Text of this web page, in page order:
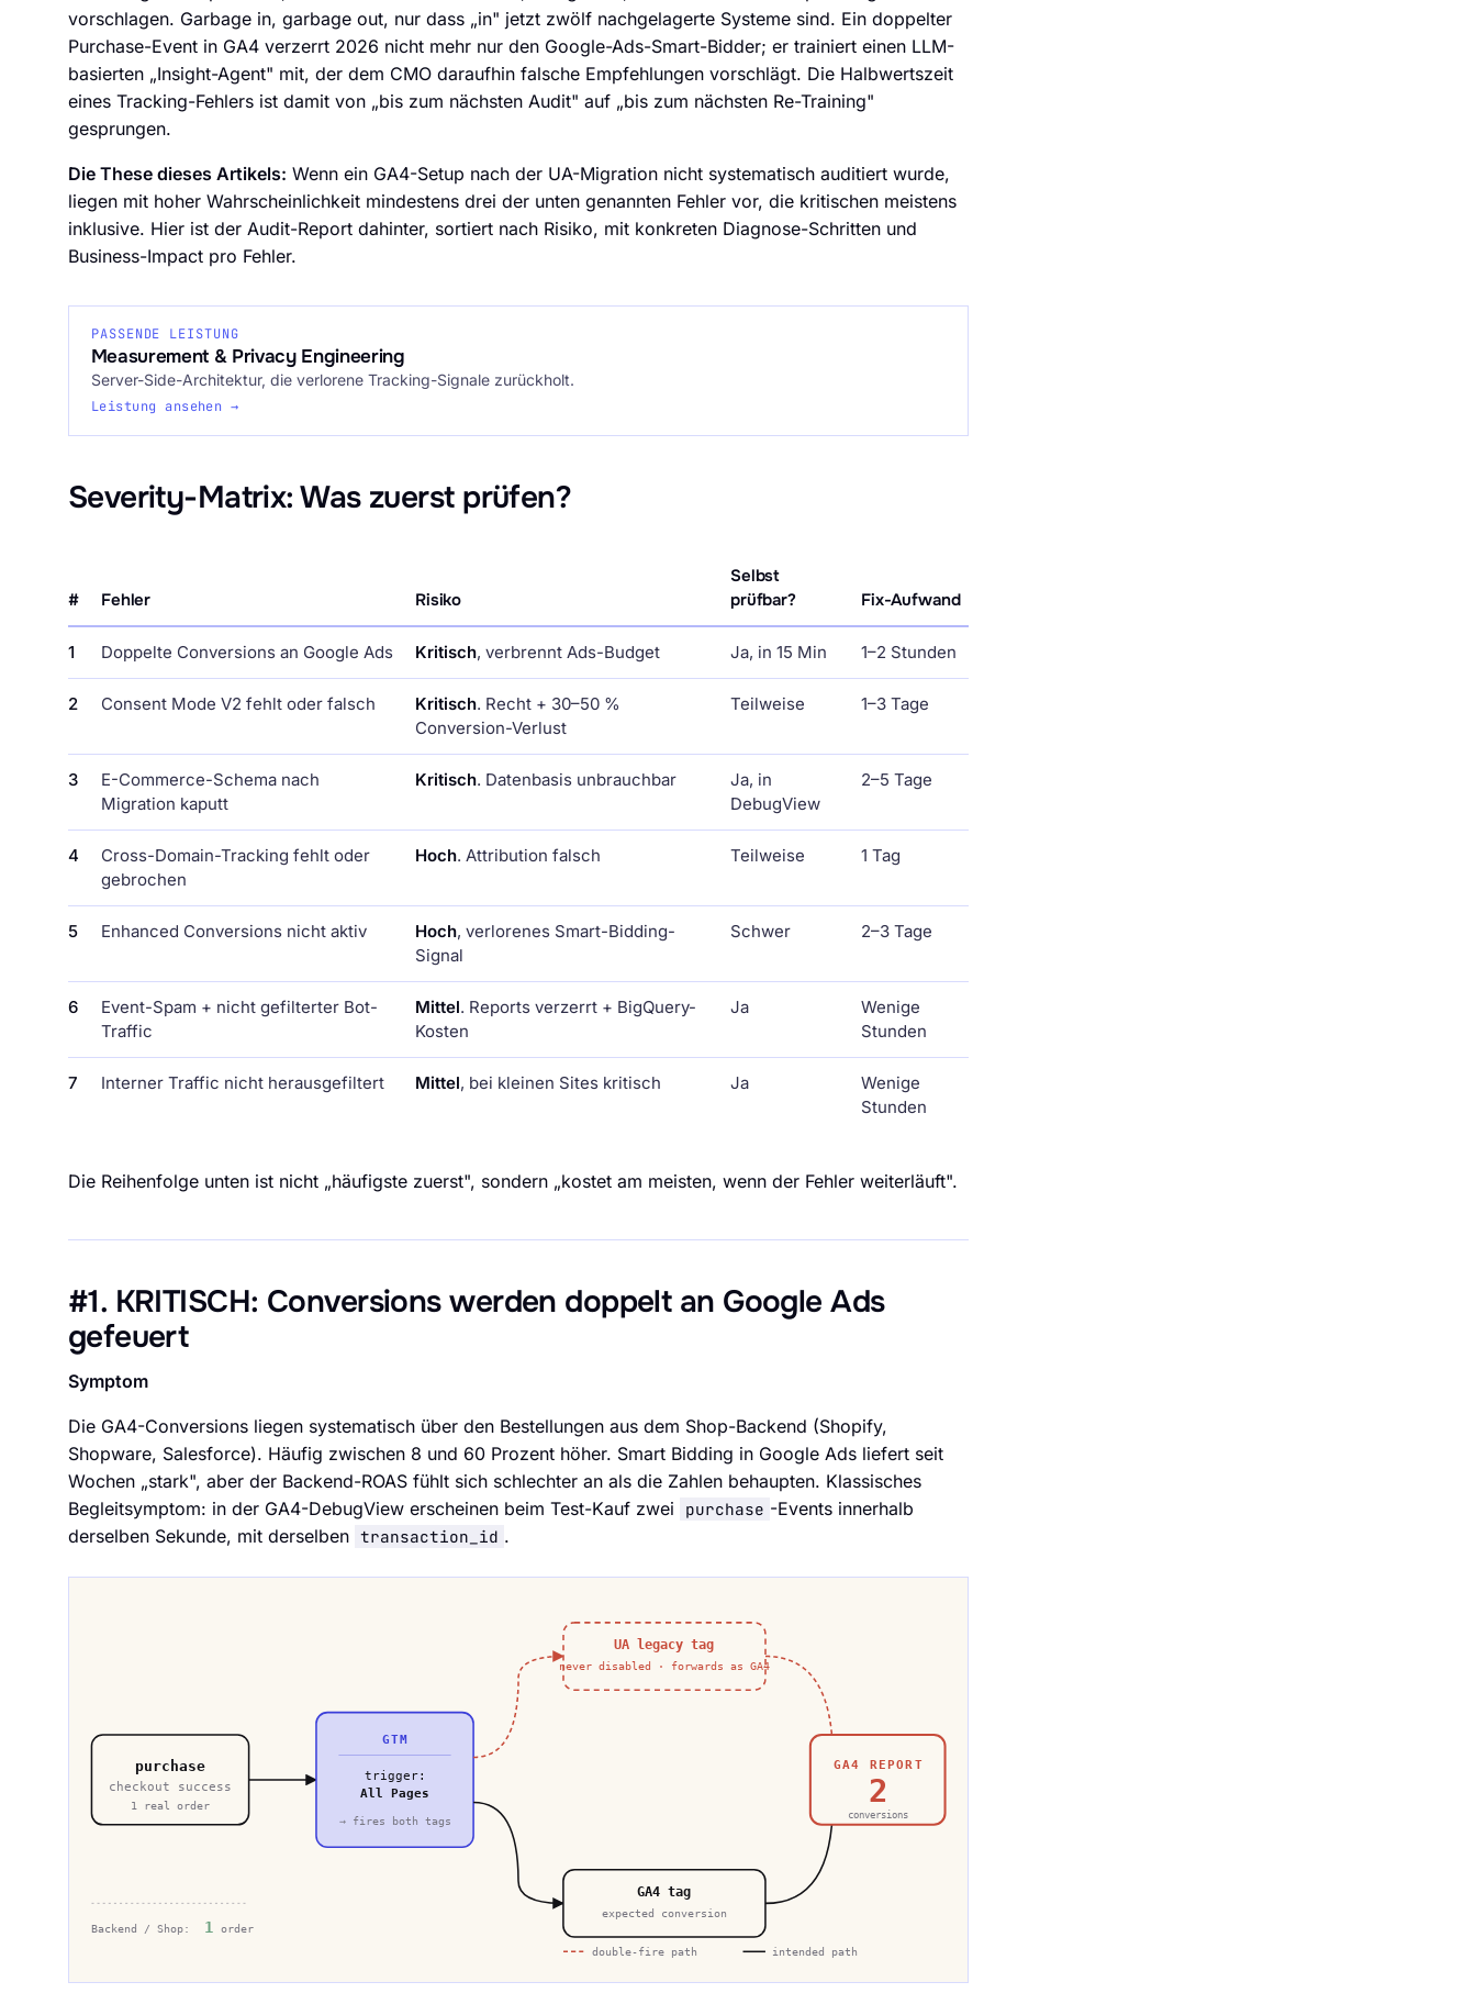
vorschlagen. Garbage in, garbage out, nur dass „in" jetzt zwölf nachgelagerte Systeme sind. Ein doppelter
Purchase-Event in GA4 verzerrt 2026 nicht mehr nur den Google-Ads-Smart-Bidder; er trainiert einen LLM-
basierten „Insight-Agent" mit, der dem CMO daraufhin falsche Empfehlungen vorschlägt. Die Halbwertszeit
eines Tracking-Fehlers ist damit von „bis zum nächsten Audit" auf „bis zum nächsten Re-Training"
gesprungen.
Die These dieses Artikels: Wenn ein GA4-Setup nach der UA-Migration nicht systematisch auditiert wurde,
liegen mit hoher Wahrscheinlichkeit mindestens drei der unten genannten Fehler vor, die kritischen meistens
inklusive. Hier ist der Audit-Report dahinter, sortiert nach Risiko, mit konkreten Diagnose-Schritten und
Business-Impact pro Fehler.
PASSENDE LEISTUNG
Measurement & Privacy Engineering
Server-Side-Architektur, die verlorene Tracking-Signale zurückholt.
Leistung ansehen →
Severity-Matrix: Was zuerst prüfen?
# Fehler Risiko
Selbst
prüfbar?
Fix-Aufwand
1 Doppelte Conversions an Google Ads Kritisch, verbrennt Ads-Budget Ja, in 15 Min 1–2 Stunden
2 Consent Mode V2 fehlt oder falsch Kritisch. Recht + 30–50 %
Conversion-Verlust
Teilweise 1–3 Tage
3
E-Commerce-Schema nach
Migration kaputt
Kritisch. Datenbasis unbrauchbar
Ja, in
DebugView
2–5 Tage
4
Cross-Domain-Tracking fehlt oder
gebrochen
Hoch. Attribution falsch Teilweise 1 Tag
5 Enhanced Conversions nicht aktiv Hoch, verlorenes Smart-Bidding-
Signal
Schwer 2–3 Tage
6
Event-Spam + nicht gefilterter Bot-
Traffic
Mittel. Reports verzerrt + BigQuery-
Kosten
Ja
Wenige
Stunden
7 Interner Traffic nicht herausgefiltert Mittel, bei kleinen Sites kritisch Ja
Wenige
Stunden
Die Reihenfolge unten ist nicht „häufigste zuerst", sondern „kostet am meisten, wenn der Fehler weiterläuft".
#1. KRITISCH: Conversions werden doppelt an Google Ads
gefeuert
Symptom
Die GA4-Conversions liegen systematisch über den Bestellungen aus dem Shop-Backend (Shopify,
Shopware, Salesforce). Häufig zwischen 8 und 60 Prozent höher. Smart Bidding in Google Ads liefert seit
Wochen „stark", aber der Backend-ROAS fühlt sich schlechter an als die Zahlen behaupten. Klassisches
Begleitsymptom: in der GA4-DebugView erscheinen beim Test-Kauf zwei
purchase -Events innerhalb
derselben Sekunde, mit derselben transaction_id .